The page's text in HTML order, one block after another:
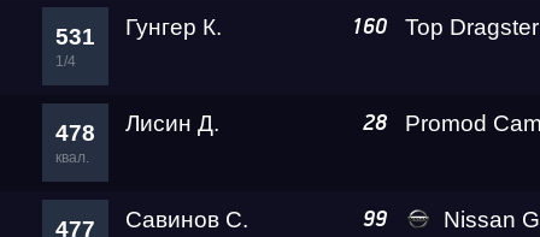
531
1/4
Гунгер К. 160
478
квал.
Лисин Д. 28
477 Савинов С. 99
Nissan GT-R